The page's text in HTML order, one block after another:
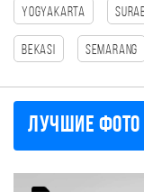
Yogyakarta
Bekasi Semarang
Лучшие фото